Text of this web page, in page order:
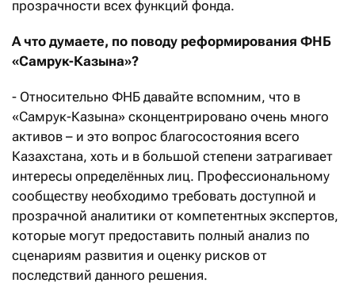
прозрачности всех функций фонда.
А что думаете, по поводу реформирования ФНБ
«Самрук-Казына»?
- Относительно ФНБ давайте вспомним, что в
«Самрук-Казына» сконцентрировано очень много
активов – и это вопрос благосостояния всего
Казахстана, хоть и в большой степени затрагивает
интересы определённых лиц. Профессиональному
сообществу необходимо требовать доступной и
прозрачной аналитики от компетентных экспертов,
которые могут предоставить полный анализ по
сценариям развития и оценку рисков от
последствий данного решения.